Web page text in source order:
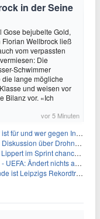
in der Seine
Gose bejubelte Gold,
Wellbrock ließ
vom verpassten
Die
Schwimmer
lange mögliche
und weisen vor
Bilanz vor. «Ich
vor 5 Minuten
und wer gegen Infantino?
über Drohnenabwehr
im Sprint chancenlos
Ändert nichts an Boykott
Leipzigs Rekordtransfer